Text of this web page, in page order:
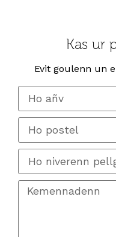
Kas ur
Evit goulenn un